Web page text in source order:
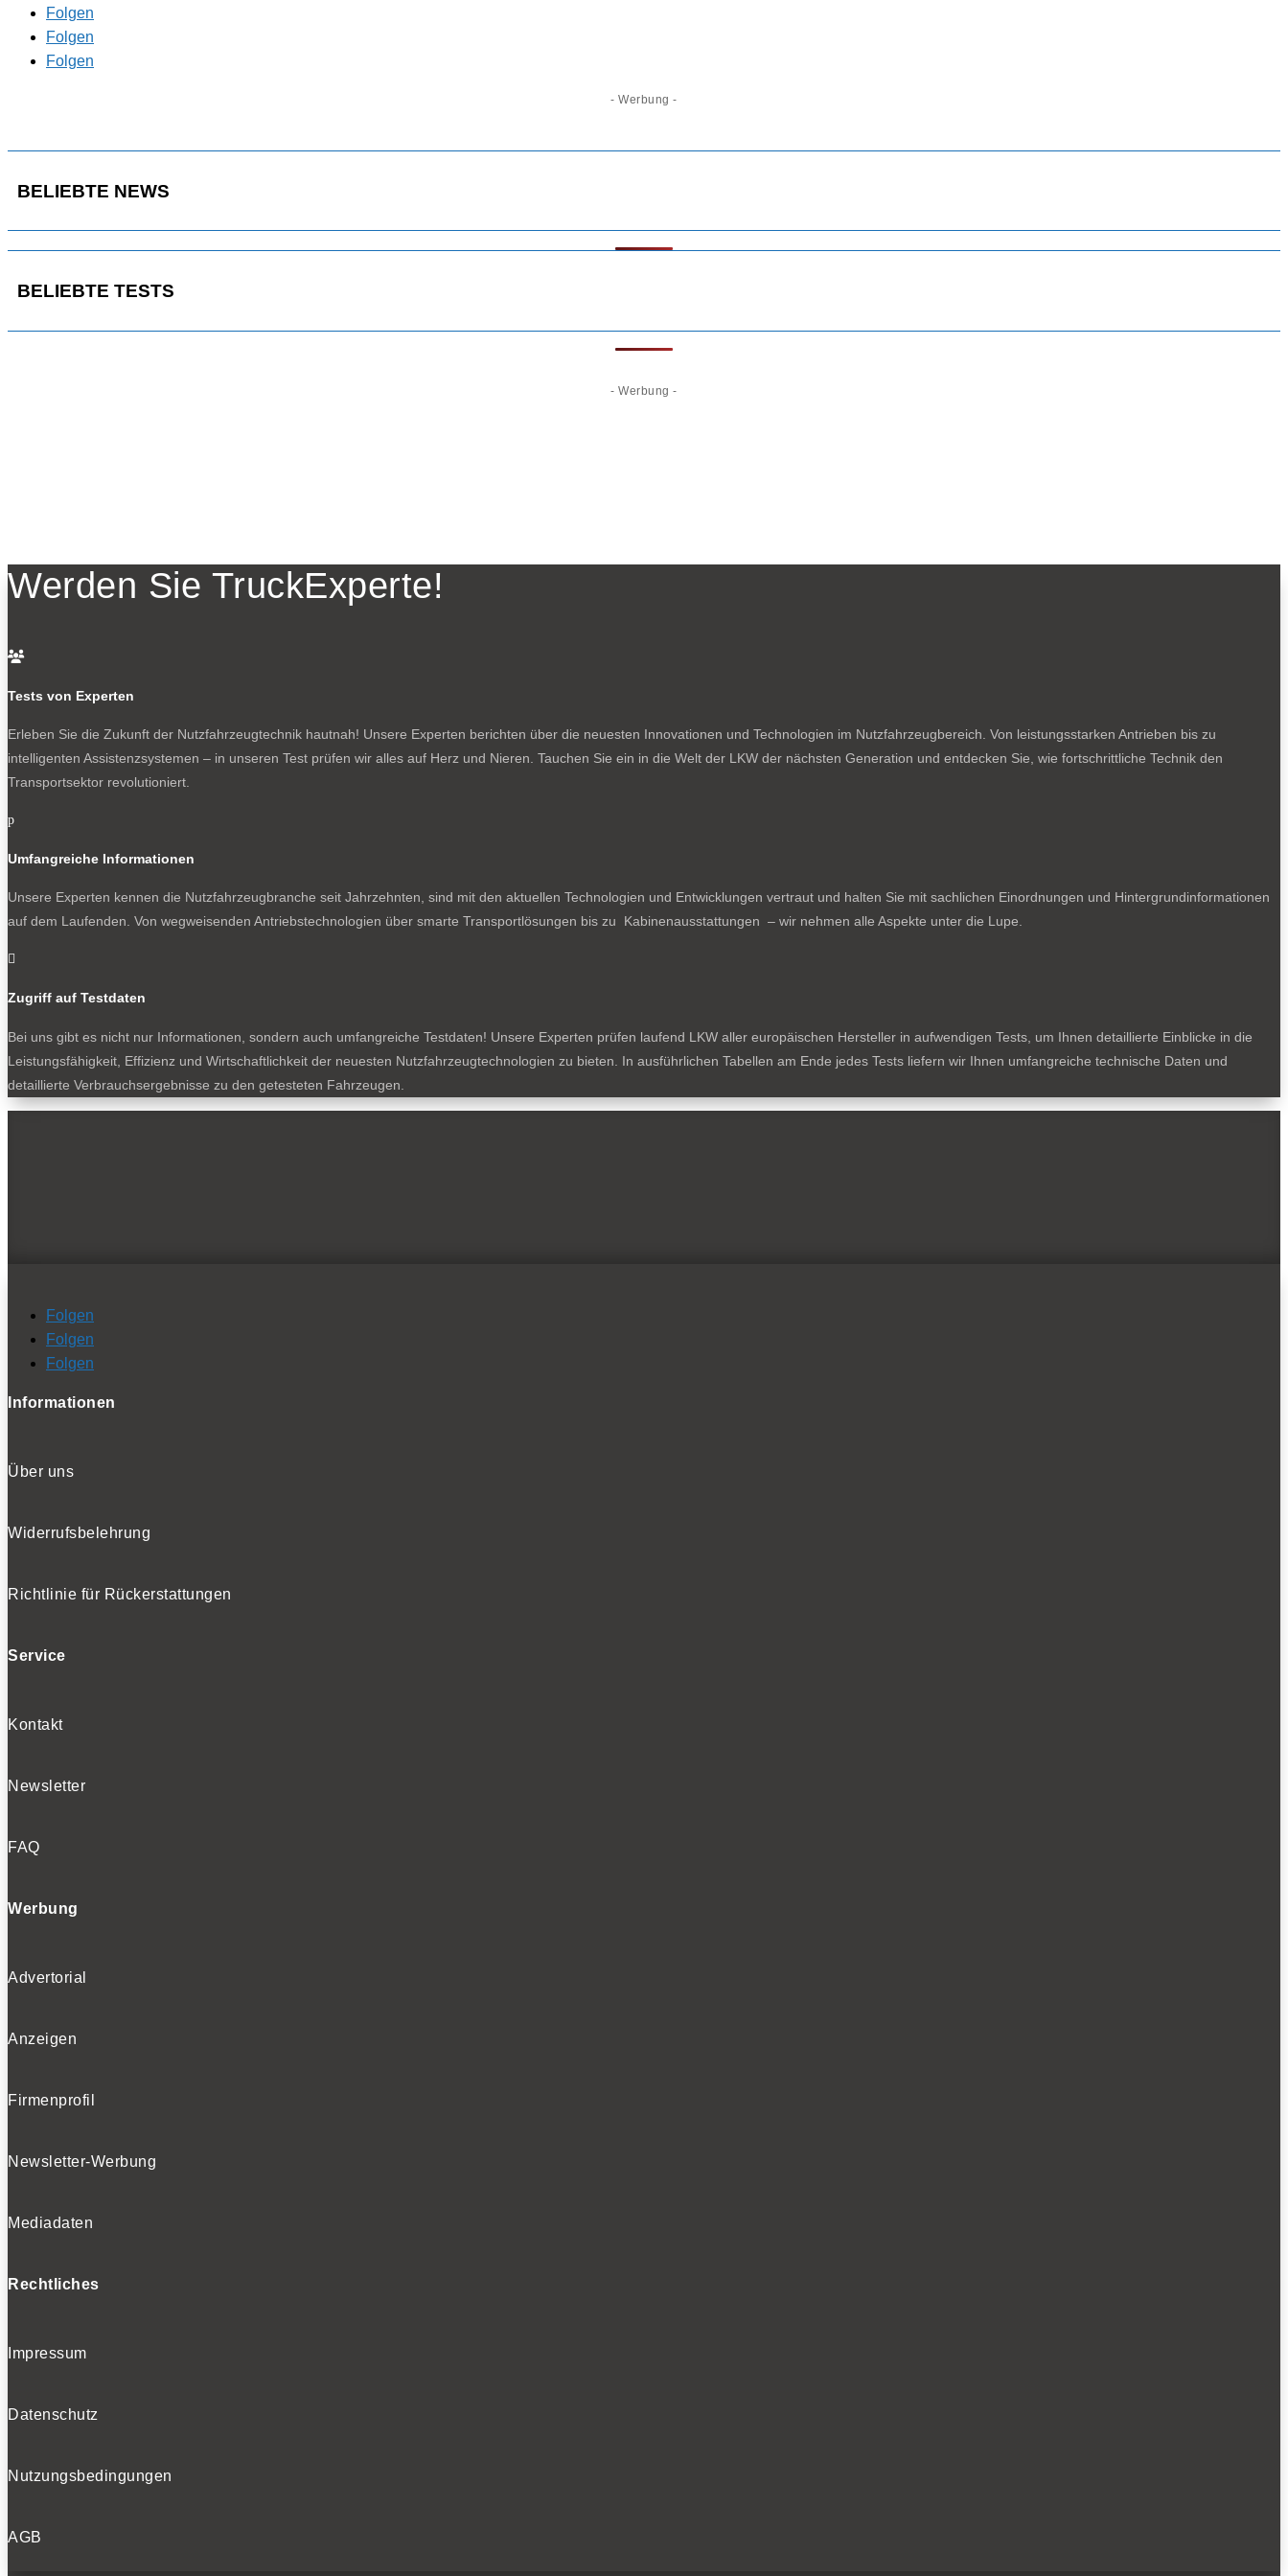
Folgen
Folgen
Folgen
- Werbung -
BELIEBTE NEWS
BELIEBTE TESTS
- Werbung -
Werden Sie TruckExperte!

Tests von Experten
Erleben Sie die Zukunft der Nutzfahrzeugtechnik hautnah! Unsere Experten berichten über die neuesten Innovationen und Technologien im Nutzfahrzeugbereich. Von leistungsstarken Antrieben bis zu
intelligenten Assistenzsystemen – in unseren Test prüfen wir alles auf Herz und Nieren. Tauchen Sie ein in die Welt der LKW der nächsten Generation und entdecken Sie, wie fortschrittliche Technik den
Transportsektor revolutioniert.
p
Umfangreiche Informationen
Unsere Experten kennen die Nutzfahrzeugbranche seit Jahrzehnten, sind mit den aktuellen Technologien und Entwicklungen vertraut und halten Sie mit sachlichen Einordnungen und Hintergrundinformationen
auf dem Laufenden. Von wegweisenden Antriebstechnologien über smarte Transportlösungen bis zu Kabinenausstattungen – wir nehmen alle Aspekte unter die Lupe.

Zugriff auf Testdaten
Bei uns gibt es nicht nur Informationen, sondern auch umfangreiche Testdaten! Unsere Experten prüfen laufend LKW aller europäischen Hersteller in aufwendigen Tests, um Ihnen detaillierte Einblicke in die
Leistungsfähigkeit, Effizienz und Wirtschaftlichkeit der neuesten Nutzfahrzeugtechnologien zu bieten. In ausführlichen Tabellen am Ende jedes Tests liefern wir Ihnen umfangreiche technische Daten und
detaillierte Verbrauchsergebnisse zu den getesteten Fahrzeugen.
Folgen
Folgen
Folgen
Informationen
Über uns
Widerrufsbelehrung
Richtlinie für Rückerstattungen
Service
Kontakt
Newsletter
FAQ
Werbung
Advertorial
Anzeigen
Firmenprofil
Newsletter-Werbung
Mediadaten
Rechtliches
Impressum
Datenschutz
Nutzungsbedingungen
AGB